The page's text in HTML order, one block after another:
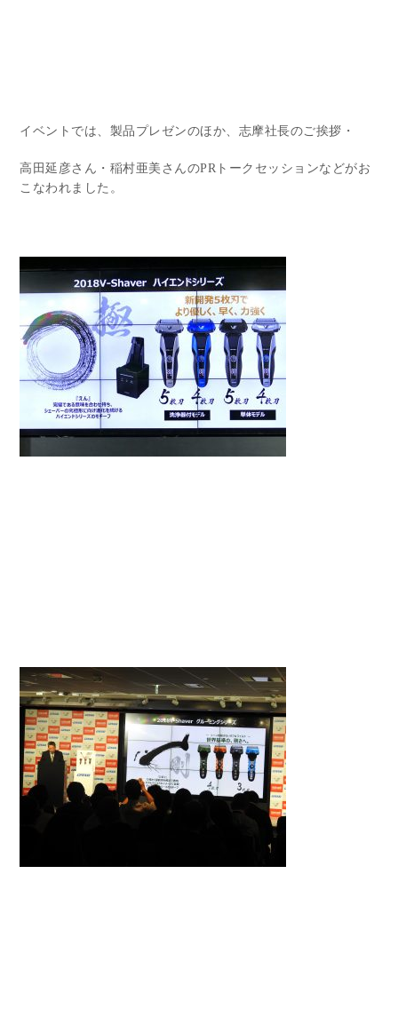
イベントでは、製品プレゼンのほか、志摩社長のご挨拶・
高田延彦さん・稲村亜美さんのPRトークセッションなどがお
こなわれました。